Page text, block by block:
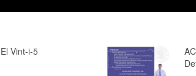
El Vint-i-5